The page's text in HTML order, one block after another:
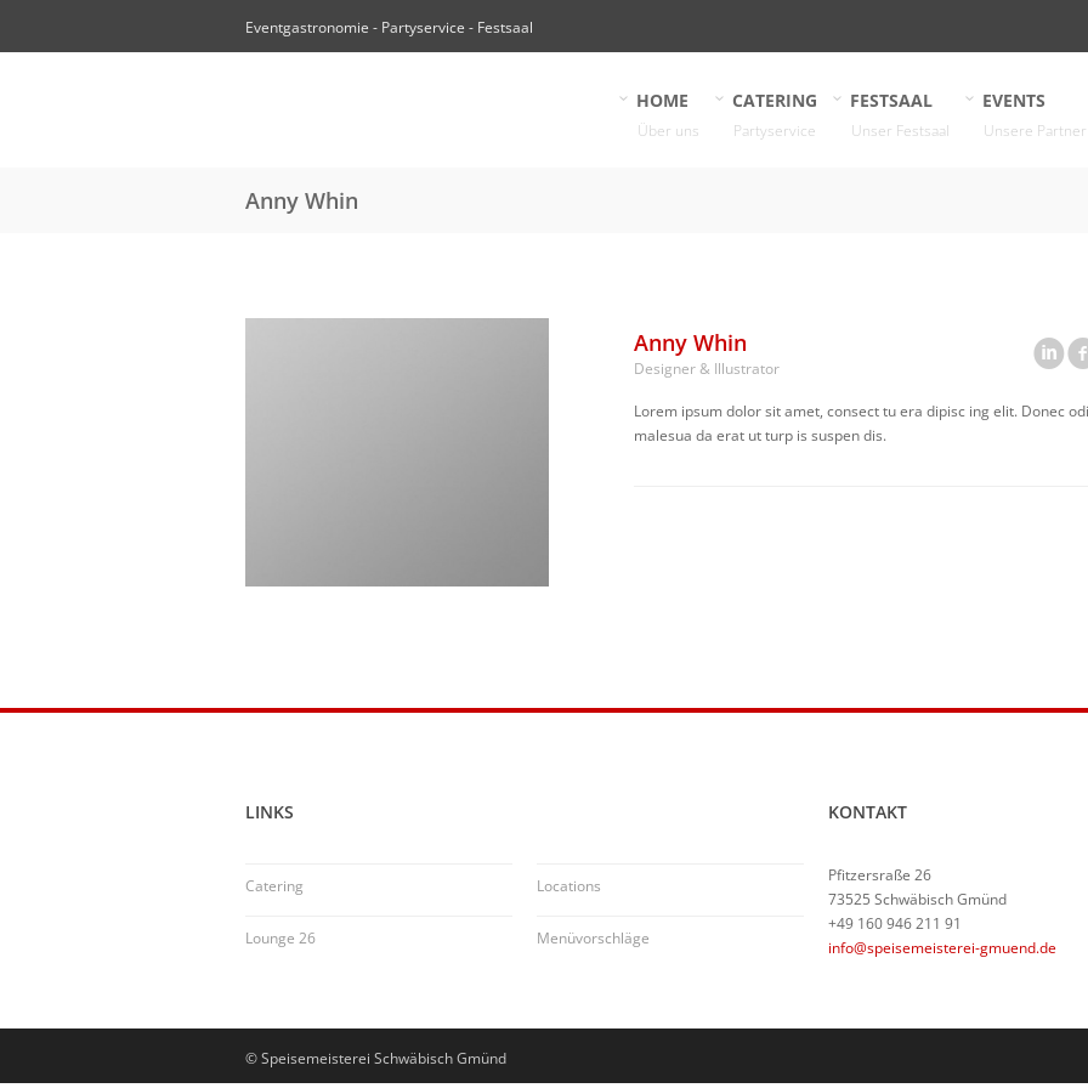
Eventgastronomie - Partyservice - Festsaal
HOME
Über uns
CATERING
Partyservice
FESTSAAL
Unser Festsaal
EVENTS
Unsere Partner
Anny Whin
Anny Whin
Designer & Illustrator
Lorem ipsum dolor sit amet, consect tu era dipisc ing elit. Donec
malesua da erat ut turp is suspen dis.
LINKS
Catering
Lounge 26
Locations
Menüvorschläge
KONTAKT
Pfitzersraße 26
73525 Schwäbisch Gmünd
+49 160 946 211 91
info@speisemeisterei-gmuend.de
© Speisemeisterei Schwäbisch Gmünd